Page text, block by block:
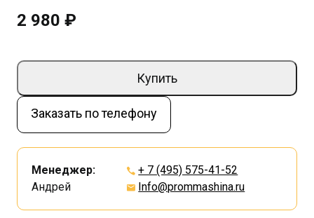
2 980 ₽
Купить
Заказать по телефону
Менеджер:
Андрей
+ 7 (495) 575-41-52
Info@prommashina.ru